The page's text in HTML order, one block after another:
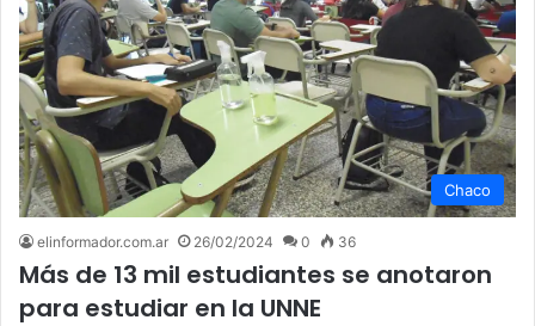
Chaco
elinformador.com.ar 26/02/2024 0 36
Más de 13 mil estudiantes se anotaron
para estudiar en la UNNE